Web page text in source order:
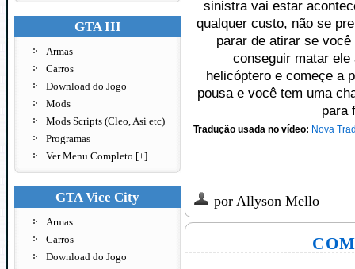
GTA III
Armas
Carros
Download do Jogo
Mods
Mods Scripts (Cleo, Asi etc)
Programas
Ver Menu Completo [+]
GTA Vice City
Armas
Carros
Download do Jogo
sinistra vai estar
qualquer custo, não se
parar de atirar se
conseguir matar ele
helicóptero e começe a
pousa e você tem uma
para
Tradução usada no vídeo: Nova
por Allyson Mello